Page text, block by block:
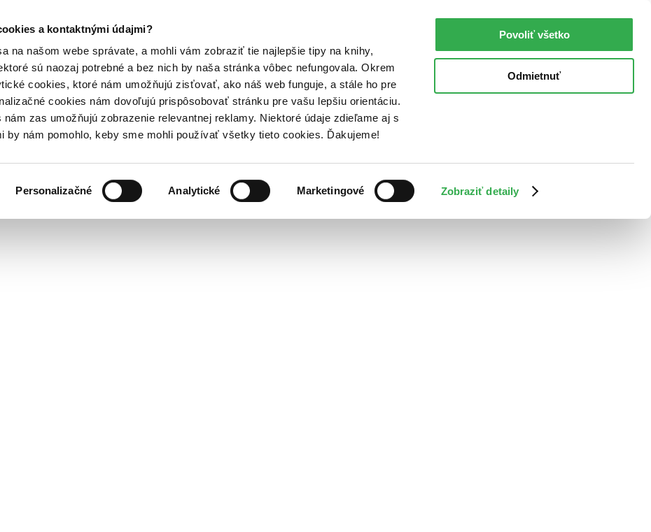
a kontaktnými údajmi?
na našom webe správate, a mohli vám zobraziť tie najlepšie tipy na knihy,
sú naozaj potrebné a bez nich by naša stránka vôbec nefungovala. Okrem
cookies, ktoré nám umožňujú zisťovať, ako náš web funguje, a stále ho pre
cookies nám dovoľujú prispôsobovať stránku pre vašu lepšiu orientáciu.
zas umožňujú zobrazenie relevantnej reklamy. Niektoré údaje zdieľame aj s
by nám pomohlo, keby sme mohli používať všetky tieto cookies. Ďakujeme!
Personalizačné Analytické Marketingové Zobraziť detaily
Povoliť všetko
Odmietnuť